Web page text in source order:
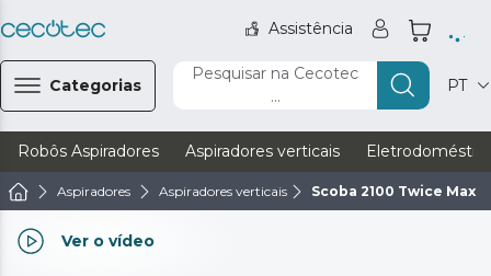
Assistência
Categorias
Pesquisar na Cecotec
...
PT
Robôs Aspiradores Aspiradores verticais
Aspiradores Aspiradores verticais Scoba 2100 Twice Max
Ver o vídeo